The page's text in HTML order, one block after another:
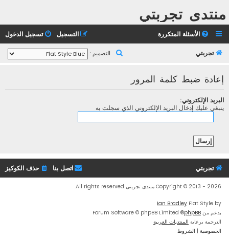
منتدى تجربتي
الأسئلة المتكررة تسجيل الدخول التسجيل
تجربتي التصميم :
إعادة ضبط كلمة المرور
البريد الإلكتروني:
ينبغي عليك إدخال البريد الإلكتروني الذي سجلت به
تجربتي حذف الكوكيز اتصل بنا
Copyright © 2013 - 2026 منتدى تجربتي All rights reserved.
Flat Style by
Ian Bradley
بدعم من phpBB
® Forum Software © phpBB Limited
الترجمة برعاية المنتديات العربية
الخصوصية | الشروط